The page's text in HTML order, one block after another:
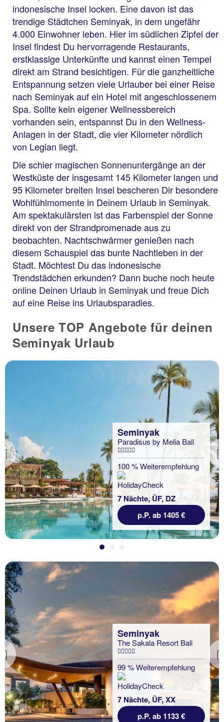
indonesische Insel locken. Eine davon ist das
trendige Städtchen Seminyak, in dem ungefähr
4.000 Einwohner leben. Hier im südlichen Zipfel der
Insel findest Du hervorragende Restaurants,
erstklassige Unterkünfte und kannst einen Tempel
direkt am Strand besichtigen. Für die ganzheitliche
Entspannung setzen viele Urlauber bei einer Reise
nach Seminyak auf ein Hotel mit angeschlossenem
Spa. Sollte kein eigener Wellnessbereich
vorhanden sein, entspannst Du in den Wellness-
Anlagen in der Stadt, die vier Kilometer nördlich
von Legian liegt.
Die schier magischen Sonnenuntergänge an der
Westküste der insgesamt 145 Kilometer langen und
95 Kilometer breiten Insel bescheren Dir besondere
Wohlfühlmomente in Deinem Urlaub in Seminyak.
Am spektakulärsten ist das Farbenspiel der Sonne
direkt von der Strandpromenade aus zu
beobachten. Nachtschwärmer genießen nach
diesem Schauspiel das bunte Nachtleben in der
Stadt. Möchtest Du das indonesische
Trendstädchen erkunden? Dann buche noch heute
online Deinen Urlaub in Seminyak und freue Dich
auf eine Reise ins Urlaubsparadies.
Unsere TOP Angebote für deinen
Seminyak Urlaub
Previous
Seminyak
Paradisus by Melia Bali
100 % Weiterempfehlung
7 Nächte, ÜF, DZ
p.P. ab 1405 €
Previous
Seminyak
The Sakala Resort Bali
99 % Weiterempfehlung
7 Nächte, ÜF, XX
p.P. ab 1133 €